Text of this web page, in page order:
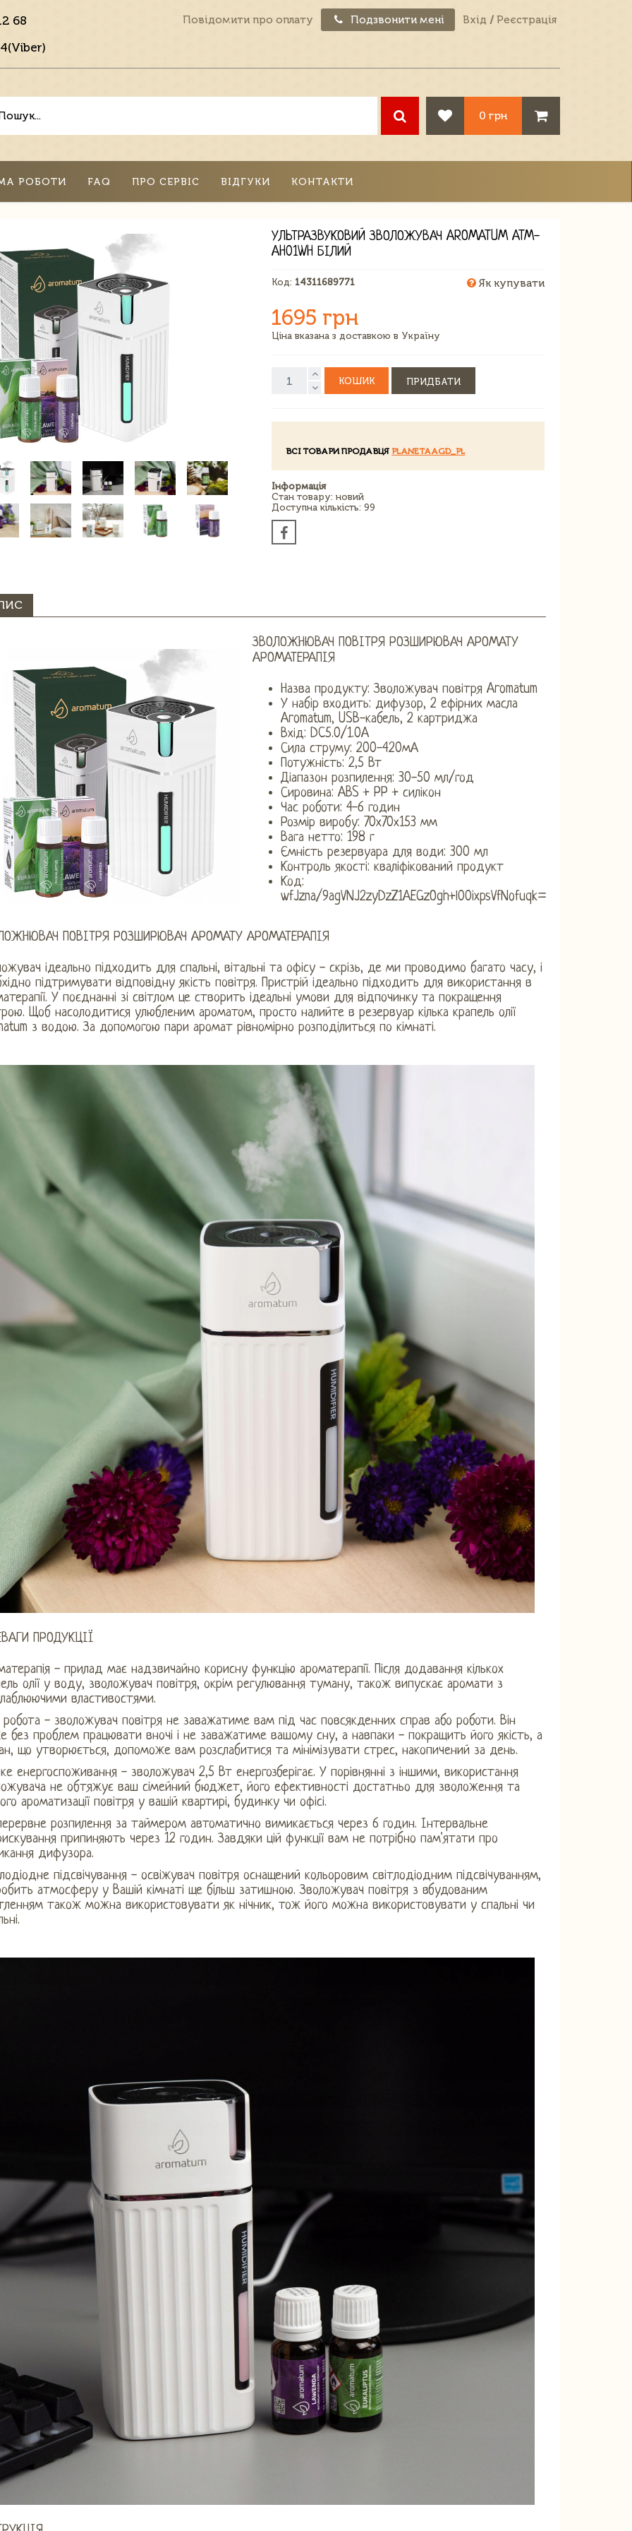
68
Повідомити про оплату Подзвонити мені Вхід / Реєстрація
0 грн
РОБОТИ FAQ ПРО СЕРВІС ВІДГУКИ КОНТАКТИ
УЛЬТРАЗВУКОВИЙ ЗВОЛОЖУВАЧ AROMATUM ATM-
AH01WH БІЛИЙ
Код: 14311689771 Як купувати
1695 грн
Ціна вказана з доставкою в Україну
КОШИК ПРИДБАТИ
ВСІ ТОВАРИ ПРОДАВЦЯPLANETAAGD_PL
Інформація
Стан товару: новий
Доступна кількість: 99
ЗВОЛОЖНЮВАЧ ПОВІТРЯ РОЗШИРЮВАЧ АРОМАТУ
АРОМАТЕРАПІЯ
Назва продукту: Зволожувач повітря Aromatum
У набір входить: дифузор, 2 ефірних масла
Aromatum, USB-кабель, 2 картриджа
Вхід: DC5.0/1.0A
Сила струму: 200-420мА
Потужність: 2,5 Вт
Діапазон розпилення: 30-50 мл/год
Сировина: ABS + PP + силікон
Час роботи: 4-6 годин
Розмір виробу: 70х70х153 мм
Вага нетто: 198 г
Ємність резервуара для води: 300 мл
Контроль якості: кваліфікований продукт
Код:
wfJzna/9agVNJ2zyDzZ1AEGzOgh+l00ixpsVfNofuqk=
ПОВІТРЯ РОЗШИРЮВАЧ АРОМАТУ АРОМАТЕРАПІЯ
ідеально підходить для спальні, вітальні та офісу - скрізь, де ми проводимо багато часу, і
підтримувати відповідну якість повітря. Пристрій ідеально підходить для використання в
У поєднанні зі світлом це створить ідеальні умови для відпочинку та покращення
Щоб насолодитися улюбленим ароматом, просто налийте в резервуар кілька крапель олії
з водою. За допомогою пари аромат рівномірно розподілиться по кімнаті.
ПРОДУКЦІЇ
- прилад має надзвичайно корисну функцію ароматерапії. Після додавання кількох
олії у воду, зволожувач повітря, окрім регулювання туману, також випускає аромати з
властивостями.
робота - зволожувач повітря не заважатиме вам під час повсякденних справ або роботи. Він
без проблем працювати вночі і не заважатиме вашому сну, а навпаки - покращить його якість, а
що утворюється, допоможе вам розслабитися та мінімізувати стрес, накопичений за день.
енергоспоживання - зволожувач 2,5 Вт енергозберігає. У порівнянні з іншими, використання
не обтяжує ваш сімейний бюджет, його ефективності достатньо для зволоження та
ароматизації повітря у вашій квартирі, будинку чи офісі.
розпилення за таймером автоматично вимикається через 6 годин. Інтервальне
припиняють через 12 годин. Завдяки цій функції вам не потрібно пам'ятати про
дифузора.
підсвічування - освіжувач повітря оснащений кольоровим світлодіодним підсвічуванням,
атмосферу у Вашій кімнаті ще більш затишною. Зволожувач повітря з вбудованим
також можна використовувати як нічник, тож його можна використовувати у спальні чи